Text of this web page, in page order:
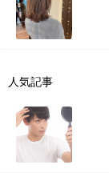
人気記事